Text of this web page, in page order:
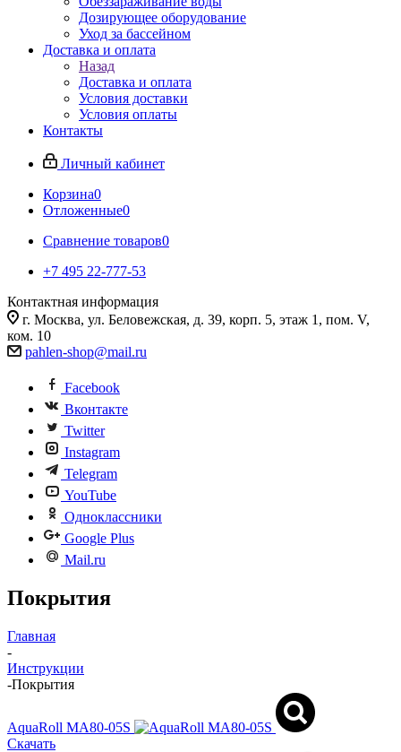
Дозирующее оборудование
Уход за бассейном
Доставка и оплата
Назад
Доставка и оплата
Условия доставки
Условия оплаты
Контакты
Личный кабинет
Корзина0
Отложенные0
Сравнение товаров0
+7 495 22-777-53
Контактная информация
г. Москва, ул. Беловежская, д. 39, корп. 5, этаж 1, пом. V,
ком. 10
pahlen-shop@mail.ru
Facebook
Вконтакте
Twitter
Instagram
Telegram
YouTube
Одноклассники
Google Plus
Mail.ru
Покрытия
Главная
-
Инструкции
-Покрытия
AquaRoll MA80-05S
Скачать